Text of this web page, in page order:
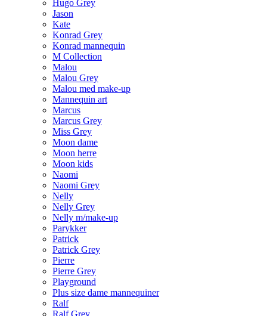
Hugo Grey
Jason
Kate
Konrad Grey
Konrad mannequin
M Collection
Malou
Malou Grey
Malou med make-up
Mannequin art
Marcus
Marcus Grey
Miss Grey
Moon dame
Moon herre
Moon kids
Naomi
Naomi Grey
Nelly
Nelly Grey
Nelly m/make-up
Parykker
Patrick
Patrick Grey
Pierre
Pierre Grey
Playground
Plus size dame mannequiner
Ralf
Ralf Grey